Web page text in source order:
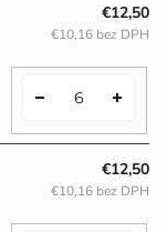
€12,50
€10,16 bez DPH
€12,50
€10,16 bez DPH